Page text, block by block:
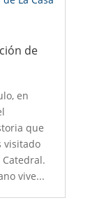
de
en
que
visitado
vive...